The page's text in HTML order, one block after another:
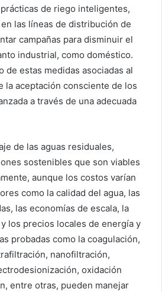
de riego inteligentes,
las líneas de distribución de
campañas para disminuir el
industrial, como doméstico.
de estas medidas asociadas al
la aceptación consciente de los
a través de una adecuada
de las aguas residuales,
sostenibles que son viables
aunque los costos varían
como la calidad del agua, las
las economías de escala, la
los precios locales de energía y
probadas como la coagulación,
nanofiltración,
oxidación
entre otras, pueden manejar